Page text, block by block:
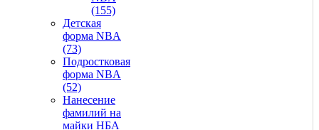
(155)
Детская
форма NBA
(73)
Подростковая
форма NBA
(52)
Нанесение
фамилий на
майки НБА